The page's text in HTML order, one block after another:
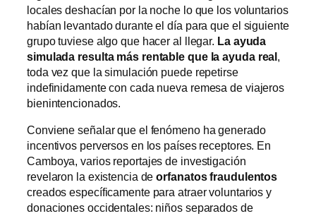
locales deshacían por la noche lo que los voluntarios
habían levantado durante el día para que el siguiente
grupo tuviese algo que hacer al llegar. La ayuda
simulada resulta más rentable que la ayuda real,
toda vez que la simulación puede repetirse
indefinidamente con cada nueva remesa de viajeros
bienintencionados.
Conviene señalar que el fenómeno ha generado
incentivos perversos en los países receptores. En
Camboya, varios reportajes de investigación
revelaron la existencia deorfanatos fraudulentos
creados específicamente para atraer voluntarios y
donaciones occidentales: niños separados de